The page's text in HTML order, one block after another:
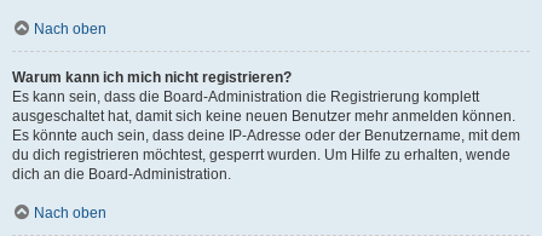
Nach oben
Warum kann ich mich nicht registrieren?
Es kann sein, dass die Board-Administration die Registrierung komplett
ausgeschaltet hat, damit sich keine neuen Benutzer mehr anmelden können.
Es könnte auch sein, dass deine IP-Adresse oder der Benutzername, mit dem
du dich registrieren möchtest, gesperrt wurden. Um Hilfe zu erhalten, wende
dich an die Board-Administration.
Nach oben